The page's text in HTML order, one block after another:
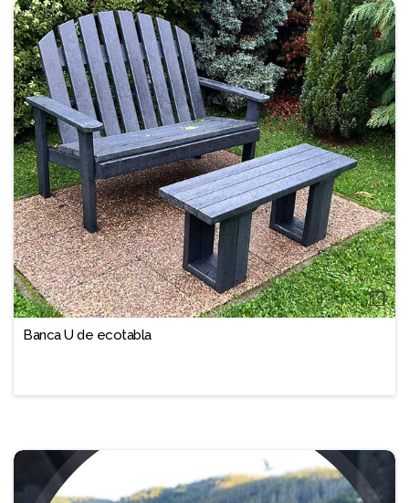
❐
Banca U de ecotabla